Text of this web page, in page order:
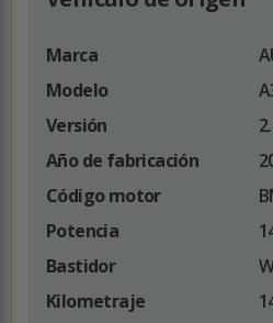
Marca
Modelo
Versión
Año de fabricación
Código motor
Potencia
Bastidor
Kilometraje